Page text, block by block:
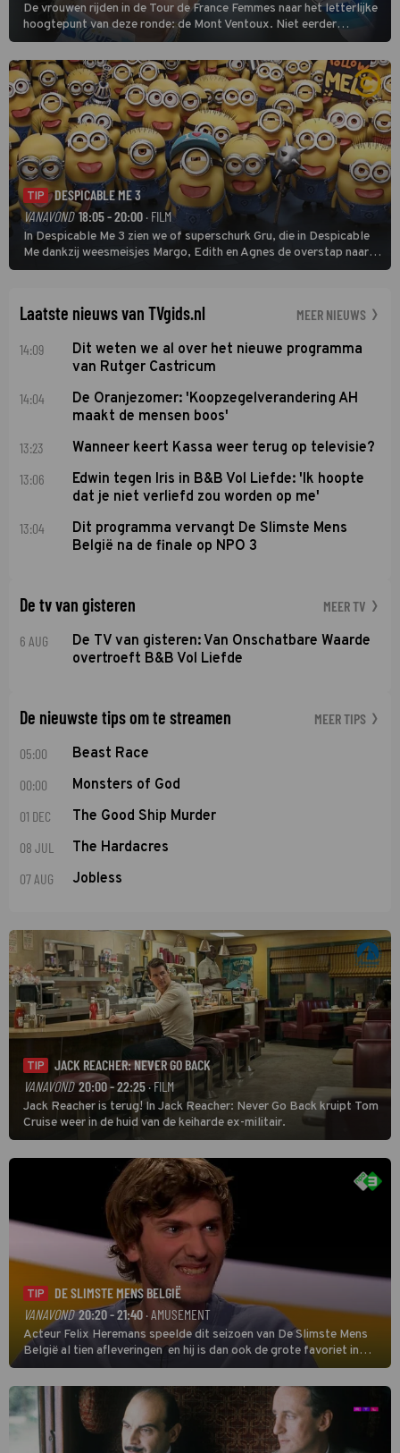
De vrouwen rijden in de Tour de France Femmes naar het letterlijke
hoogtepunt van deze ronde: de Mont Ventoux. Niet eerder
finishten de vrouwen voor deze koers op deze kale col uit de
buitencategorie. De aanloop naar de slotklim is vlak.
TIP
DESPICABLE ME 3
VANAVOND 18:05 - 20:00· FILM
In Despicable Me 3 zien we of superschurk Gru, die in Despicable
Me dankzij weesmeisjes Margo, Edith en Agnes de overstap naar
het rechte pad maakte, ook op dat pad weet te blijven.
Laatste nieuws van TVgids.nl MEER NIEUWS
14:09
Dit weten we al over het nieuwe programma
van Rutger Castricum
14:04
De Oranjezomer: 'Koopzegelverandering AH
maakt de mensen boos'
13:23 Wanneer keert Kassa weer terug op televisie?
13:06
Edwin tegen Iris in B&B Vol Liefde: 'Ik hoopte
dat je niet verliefd zou worden op me'
13:04
Dit programma vervangt De Slimste Mens
België na de finale op NPO 3
De tv van gisteren MEER TV
6 AUG
De TV van gisteren: Van Onschatbare Waarde
overtroeft B&B Vol Liefde
De nieuwste tips om te streamen MEER TIPS
05:00 Beast Race
00:00 Monsters of God
01 DEC The Good Ship Murder
08 JUL The Hardacres
07 AUG Jobless
TIP
JACK REACHER: NEVER GO BACK
VANAVOND 20:00 - 22:25 · FILM
Jack Reacher is terug! In Jack Reacher: Never Go Back kruipt Tom
Cruise weer in de huid van de keiharde ex-militair.
TIP
DE SLIMSTE MENS BELGIË
VANAVOND 20:20 - 21:40· AMUSEMENT
Acteur Felix Heremans speelde dit seizoen van De Slimste Mens
België al tien afleveringen en hij is dan ook de grote favoriet in
deze seizoensfinale. En er is Nederlandse inbreng, want komiek
Soundos El Ahmadi neemt plaats aan de jurytafel.